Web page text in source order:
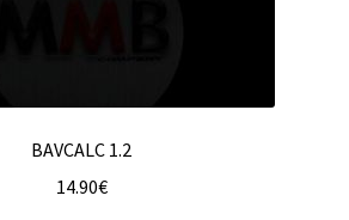
BAVCALC 1.2
14.90€